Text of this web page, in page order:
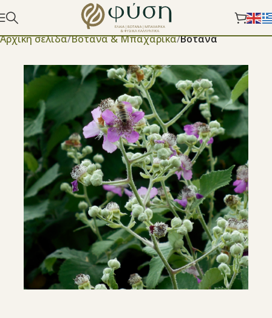
Αρχική σελίδα Βότανα & Μπαχαρικά Βότανα